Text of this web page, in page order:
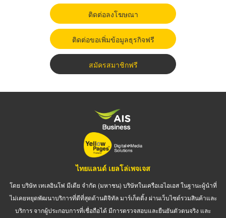
ติดต่อลงโฆษณา
ติดต่อขอเพิ่มข้อมูลธุรกิจฟรี
สมัครสมาชิกฟรี
ไทยแลนด์ เยลโล่เพจเจส
โดย บริษัท เทเลอินโฟ มีเดีย จำกัด (มหาชน) บริษัทในเครือเอไอเอส ในฐานะผู้นำที่
ไม่เคยหยุดพัฒนาบริการที่ดีที่สุดด้านดิจิทัล มาร์เก็ตติ้ง ผ่านเว็บไซต์รวมสินค้าและ
บริการ จากผู้ประกอบการที่เชื่อถือได้ มีการตรวจสอบและยืนยันตัวตนจริง และ